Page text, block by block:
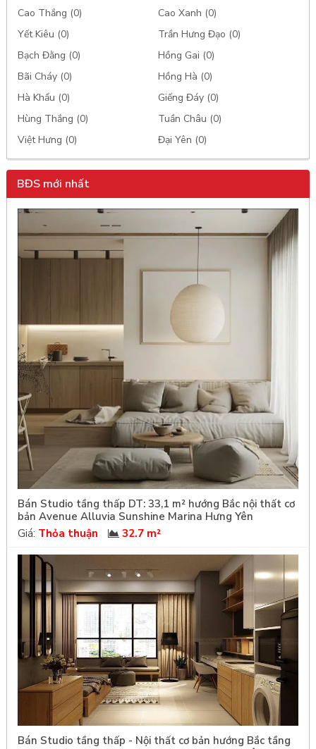
Cao Thắng (0)
Cao Xanh (0)
Yết Kiêu (0)
Trần Hưng Đạo (0)
Bạch Đằng (0)
Hồng Gai (0)
Bãi Cháy (0)
Hồng Hà (0)
Hà Khẩu (0)
Giếng Đáy (0)
Hùng Thắng (0)
Tuần Châu (0)
Việt Hưng (0)
Đại Yên (0)
BĐS mới nhất
Bán Studio tầng thấp DT: 33,1 m² hướng Bắc nội thất cơ
bản Avenue Alluvia Sunshine Marina Hưng Yên
Giá: Thỏa thuận 32.7 m²
Bán Studio tầng thấp - Nội thất cơ bản hướng Bắc tầng